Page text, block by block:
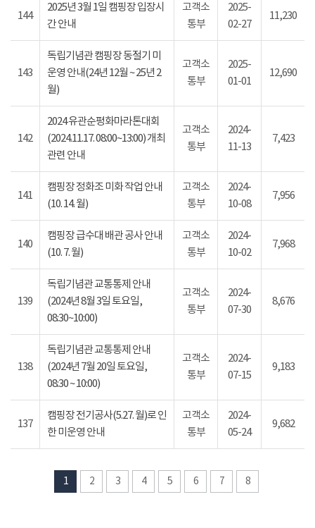
144
2025년 3월 1일 캠핑장 입장시
간 안내
고객소
통부
2025-
02-27
11,230
143
독립기념관 캠핑장 동절기 미
운영 안내(24년 12월 ~ 25년 2
월)
고객소
통부
2025-
01-01
12,690
142
2024 유관순평화마라톤대회
(2024.11.17. 08:00~13:00) 개최
관련 안내
고객소
통부
2024-
11-13
7,423
141
캠핑장 정화조 미화 작업 안내
(10. 14. 월)
고객소
통부
2024-
10-08
7,956
140
캠핑장 급수대 배관 공사 안내
(10. 7. 월)
고객소
통부
2024-
10-02
7,968
139
독립기념관 교통통제 안내
(2024년 8월 3일 토요일,
08:30~10:00)
고객소
통부
2024-
07-30
8,676
138
독립기념관 교통통제 안내
(2024년 7월 20일 토요일,
08:30 ~ 10:00)
고객소
통부
2024-
07-15
9,183
137
캠핑장 전기공사(5.27. 월)로 인
한 미운영 안내
고객소
통부
2024-
05-24
9,682
1 2 3 4 5 6 7 8